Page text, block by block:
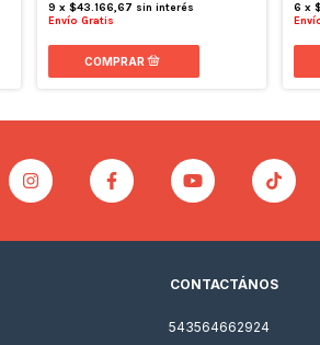
9 x$43.166,67 sin interés
Envío Gratis
6 x
CONTACTÁNOS
543564662924